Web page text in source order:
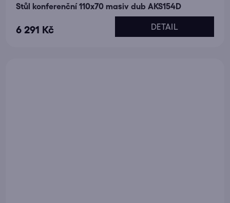
Stůl konferenční 110x70 masiv dub AKS154D
6 291 Kč DETAIL